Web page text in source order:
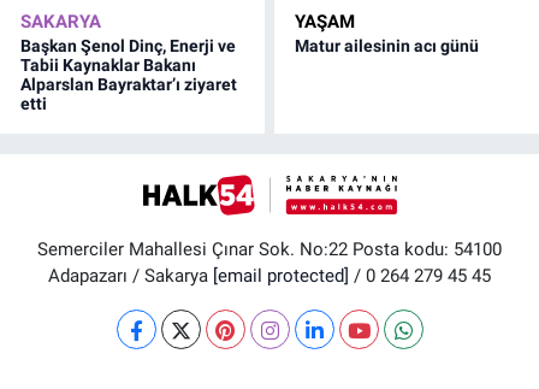
SAKARYA
Başkan Şenol Dinç, Enerji ve
Tabii Kaynaklar Bakanı
Alparslan Bayraktar’ı ziyaret
etti
YAŞAM
Matur ailesinin acı günü
Semerciler Mahallesi Çınar Sok. No:22 Posta kodu: 54100
Adapazarı / Sakarya [email protected] / 0 264 279 45 45